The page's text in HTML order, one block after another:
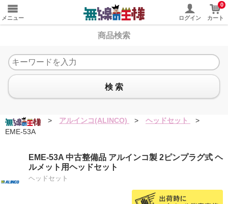
メニュー ログイン
0
カート
商品検索
検 索
> アルインコ(ALINCO) > ヘッドセット
>
EME-53A
EME-53A 中古整備品 アルインコ製 2ピンプラグ式 ヘ
ルメット用ヘッドセット
ヘッドセット